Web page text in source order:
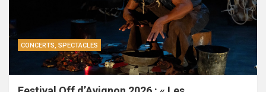
CONCERTS, SPECTACLES